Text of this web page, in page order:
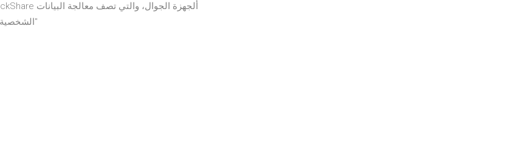
الشخصية عبر كفرد إذا لم يكن هناك مثل هذا الكيان(، فال تحدد الزر "أوافق"